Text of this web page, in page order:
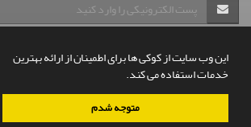
این وب سایت از کوکی ها برای اطمینان از ارائه بهترین
خدمات استفاده می کند.
متوجه شدم